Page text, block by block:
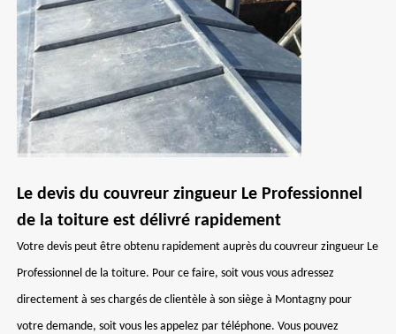
Le devis du couvreur zingueur Le Professionnel
de la toiture est délivré rapidement
Votre devis peut être obtenu rapidement auprès du couvreur zingueur Le
Professionnel de la toiture. Pour ce faire, soit vous vous adressez
directement à ses chargés de clientèle à son siège à Montagny pour
votre demande, soit vous les appelez par téléphone. Vous pouvez